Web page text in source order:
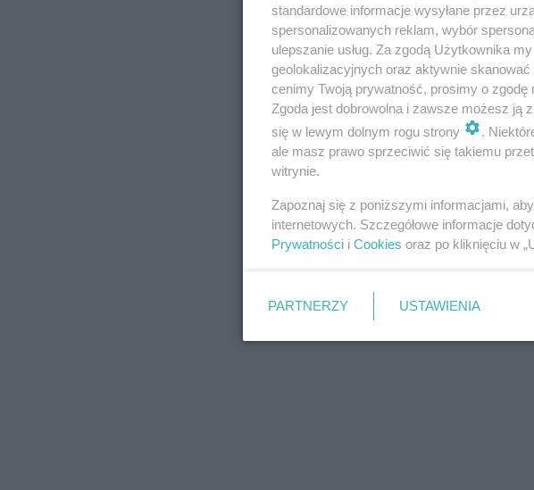
REKLAMA
standardowe informacje wysyłane przez
spersonalizowanych reklam, wybór
ulepszanie usług. Za zgodą Użytkownika
geolokalizacyjnych oraz aktywnie
cenimy Twoją prywatność, prosimy o zgodę
Zgoda jest dobrowolna i zawsze możesz ją
się w lewym dolnym rogu strony
.
ale masz prawo sprzeciwić się takiemu
witrynie.
Zapoznaj się z poniższymi informacjami,
internetowych. Szczegółowe informacje
Prywatności i Cookies oraz po kliknięciu w
PARTNERZY USTAWIENIA